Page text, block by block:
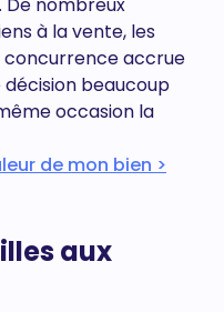
De nombreux
à la vente, les
accrue
beaucoup
occasion la
de mon bien >
aux